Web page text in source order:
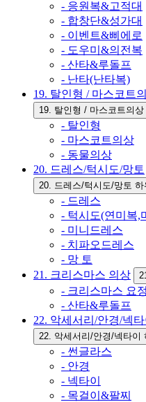
- 응원복&고적대
- 합창단&성가대
- 이벤트&삐에로
- 도우미&의전복
- 산타&루돌프
- 난타(난타복)
19. 탈인형 / 마스코트
19. 탈인형 / 마스코트의
- 탈인형
- 마스코트의상
- 동물의상
20. 드레스/턱시도/망토
20. 드레스/턱시도/망토 하
- 드레스
- 턱시도(연미복,
- 미니드레스
- 치파오드레스
- 망 토
21. 크리스마스 의상
- 크리스마스 요정
- 산타&루돌프
22. 악세서리/안경/넥타
22. 악세서리/안경/넥타이
- 썬글라스
- 안경
- 넥타이
- 목걸이&팔찌